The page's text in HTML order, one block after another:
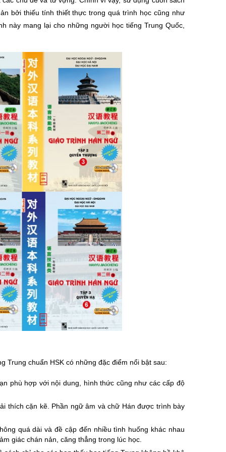
bởi thiếu tính thiết thực trong quá trình học cũng như
này mang lại cho những người học tiếng Trung Quốc,
Trung chuẩn HSK có những đặc điểm nổi bật sau:
phù hợp với nội dung, hình thức cũng như các cấp độ
thích cặn kẽ. Phần ngữ âm và chữ Hán được trình bày
quá dài và đề cập đến nhiều tình huống khác nhau
giác chán nản, căng thẳng trong lúc học.